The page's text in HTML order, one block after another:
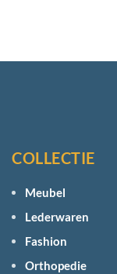
COLLECTIE
Meubel
Lederwaren
Fashion
Orthopedie